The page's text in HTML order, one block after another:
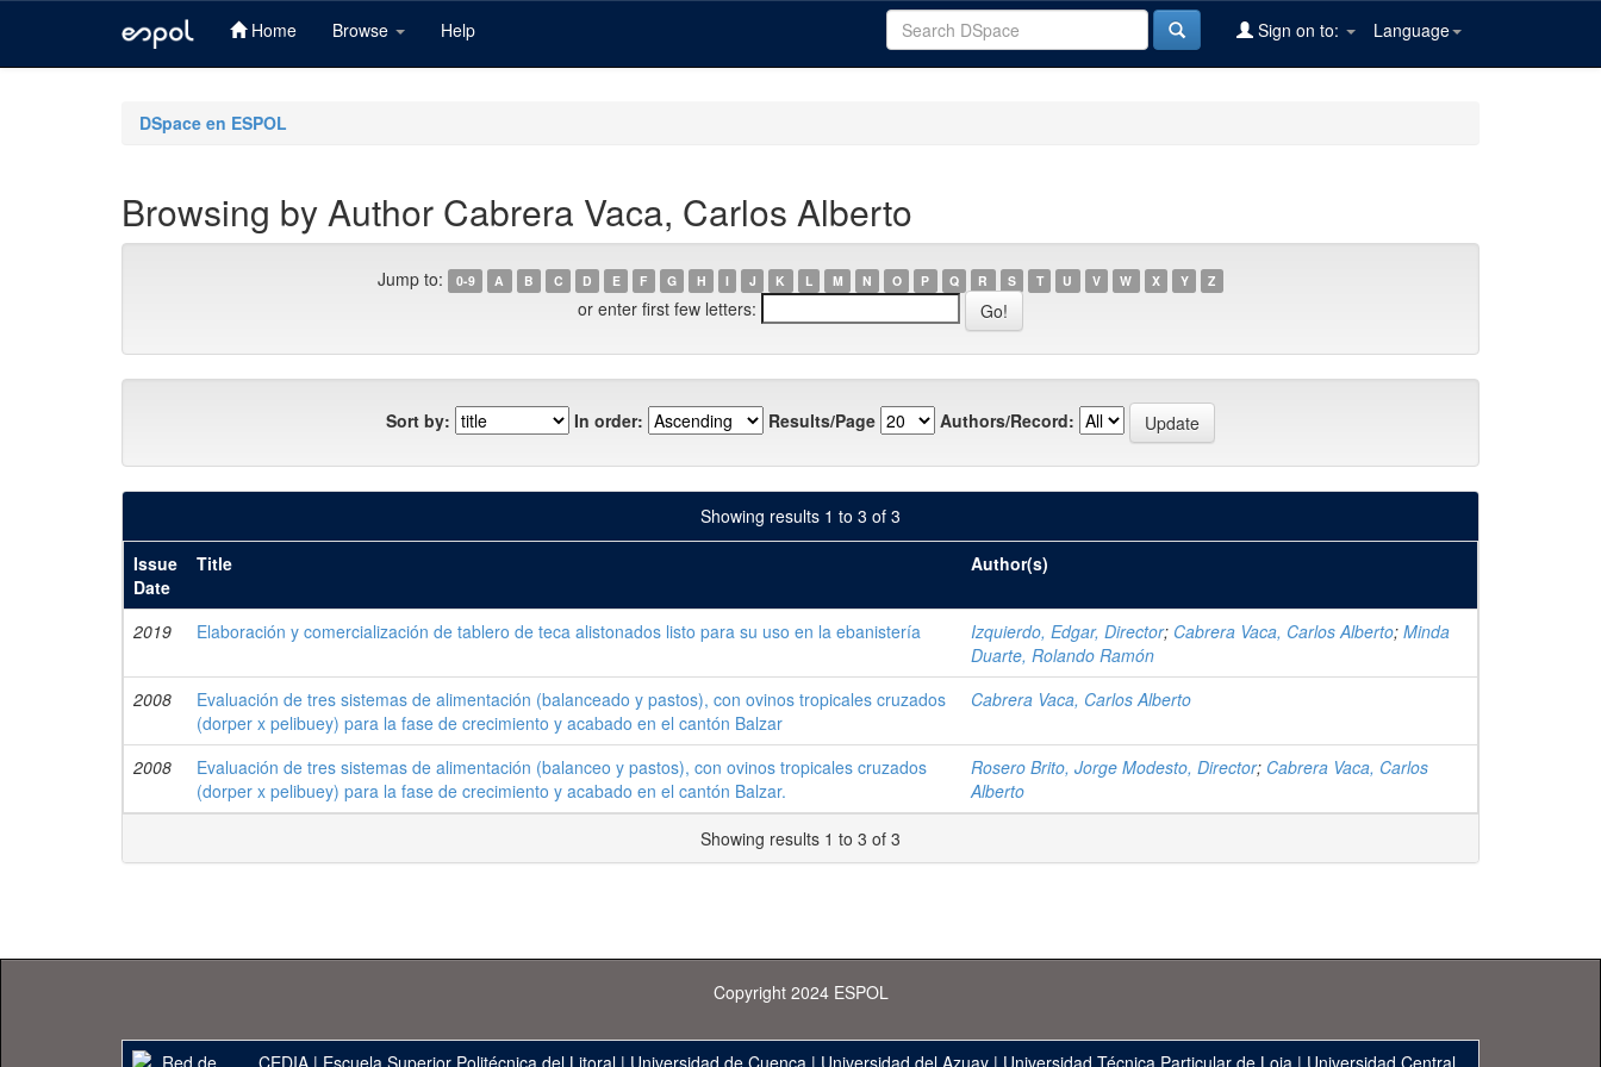
Home Browse Help Language
Sign on to:
DSpace en ESPOL
Browsing by Author Cabrera Vaca, Carlos Alberto
Jump to: 0-9 A B C D E F G H I J K L M N O P Q R S T U V W X Y Z
or enter first few letters:
Sort by: In order: Results/Page Authors/Record:
Showing results 1 to 3 of 3
Issue
Date
Title Author(s)
2019 Elaboración y comercialización de tablero de teca alistonados listo para su uso en la ebanistería Izquierdo, Edgar, Director; Cabrera Vaca, Carlos Alberto; Minda
Duarte, Rolando Ramón
2008
Evaluación de tres sistemas de alimentación (balanceado y pastos), con ovinos tropicales cruzados
(dorper x pelibuey) para la fase de crecimiento y acabado en el cantón Balzar
Cabrera Vaca, Carlos Alberto
2008
Evaluación de tres sistemas de alimentación (balanceo y pastos), con ovinos tropicales cruzados
(dorper x pelibuey) para la fase de crecimiento y acabado en el cantón Balzar.
Rosero Brito, Jorge Modesto, Director; Cabrera Vaca, Carlos
Alberto
Showing results 1 to 3 of 3
Copyright 2024 ESPOL
CEDIA | Escuela Superior Politécnica del Litoral | Universidad de Cuenca | Universidad del Azuay | Universidad Técnica Particular de Loja | Universidad Central